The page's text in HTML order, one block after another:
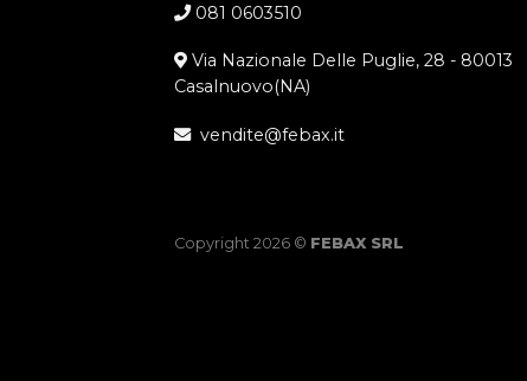
081 0603510
Via Nazionale Delle Puglie, 28 - 80013
Casalnuovo(NA)
vendite@febax.it
Copyright 2026 © FEBAX SRL